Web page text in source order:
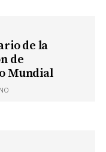
de la
de
Mundial